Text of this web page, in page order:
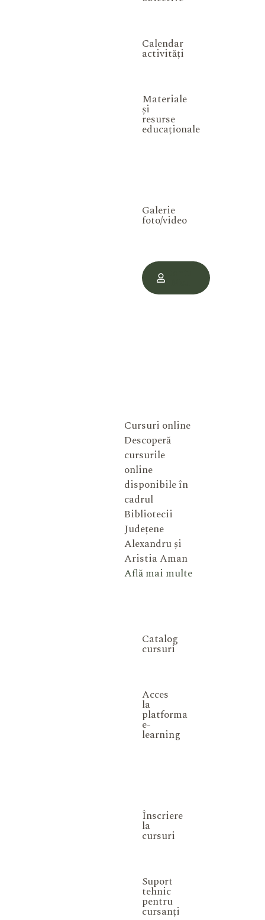
Calendar
activități
Materiale
și
resurse
educaționale
Galerie
foto/video
Cursuri online
Descoperă
cursurile
online
disponibile în
cadrul
Bibliotecii
Județene
Alexandru și
Aristia Aman
Află mai multe
Catalog
cursuri
Acces
la
platforma
e-
learning
Înscriere
la
cursuri
Suport
tehnic
pentru
cursanți